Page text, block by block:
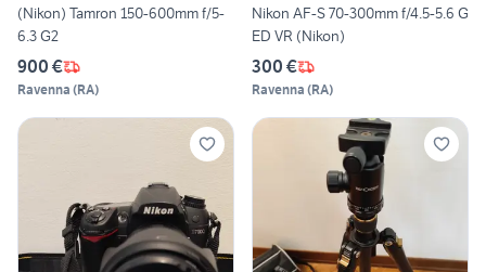
(Nikon) Tamron 150-600mm f/5-
6.3 G2
900 €
Ravenna (RA)
Nikon AF-S 70-300mm f/4.5-5.6 G
ED VR (Nikon)
300 €
Ravenna (RA)